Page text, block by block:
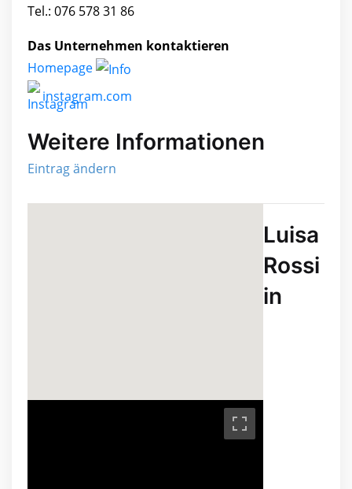
Tel.: 076 578 31 86
Das Unternehmen kontaktieren
Homepage
instagram.com
Weitere Informationen
Eintrag ändern
Luisa
Rossi
in